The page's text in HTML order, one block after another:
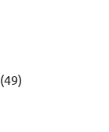
(49)